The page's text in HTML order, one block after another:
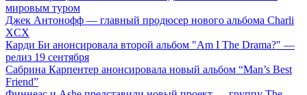
мировым туром
Джек Антонофф — главный продюсер нового альбома Charli
XCX
Карди Би анонсировала второй альбом "Am I The Drama?" —
релиз 19 сентября
Сабрина Карпентер анонсировала новый альбом “Man’s Best
Friend”